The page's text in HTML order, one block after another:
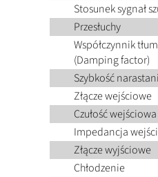
Stosunek sygnał
Przesłuchy
Współczynnik
(Damping factor)
Szybkość
Złącze wejściowe
Czułość wejściowa
Impedancja
Złącze wyjściowe
Chłodzenie